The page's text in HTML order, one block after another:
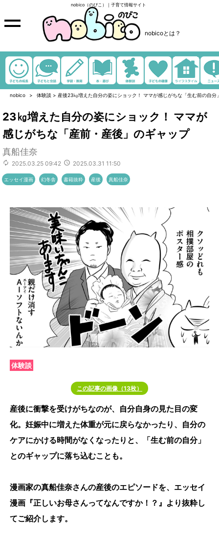
nobico（のびこ）｜子育て情報サイト
nobicoとは？
nobico 体験談 > 産後23㎏増えた自分の姿にショック！ ママが感じがちな「生む前の自分
23㎏増えた自分の姿にショック！ ママが
感じがちな「産前・産後」のギャップ
真船佳奈
2025.03.25 09:42 2025.03.31 11:50
エッセイ漫画 幻冬舎 書籍抜粋 産後 真船佳奈
体験談
この記事の画像（13枚）
産後に衝撃を受けがちなのが、自分自身の見た目の変
化。妊娠中に増えた体重が元に戻らなかったり、自分の
ケアにかける時間がなくなったりと、「生む前の自分」
とのギャップに落ち込むことも。
漫画家の真船佳奈さんの産後のエピソードを、エッセイ
漫画『正しいお母さんってなんですか！？』より抜粋し
てご紹介します。